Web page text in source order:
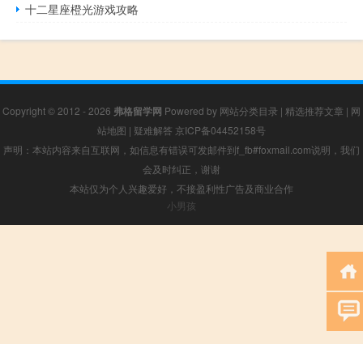
十二星座橙光游戏攻略
Copyright © 2012 - 2026 弗格留学网 Powered by 网站分类目录 | 精选推荐文章 | 网
站地图 | 疑难解答 京ICP备04452158号
声明：本站内容来自互联网，如信息有错误可发邮件到f_fb#foxmail.com说明，我们
会及时纠正，谢谢
本站仅为个人兴趣爱好，不接盈利性广告及商业合作
小男孩